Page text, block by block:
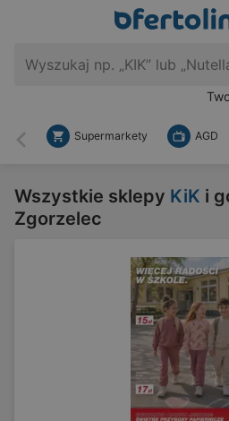
Wstecz
Supermarkety AGD
Wszystkie sklepy KiK i
Zgorzelec